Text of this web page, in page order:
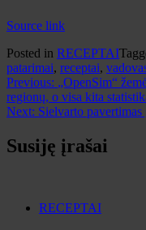
Source link
Posted in RECEPTAI
patarimai, receptai,
Navigacija
tarp
Previous: „OpenSim“
regionų, o visa kita
Next: Sielvarto
Susiję įrašai
RECEPTAI